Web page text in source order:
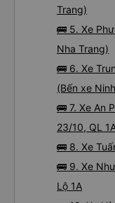
Trang)
🚌 5. Xe
Nha Trang)
🚌 6. Xe
(Bến xe
🚌 7. Xe An
23/10, QL
🚌 8. Xe
🚌 9. Xe
Lộ 1A